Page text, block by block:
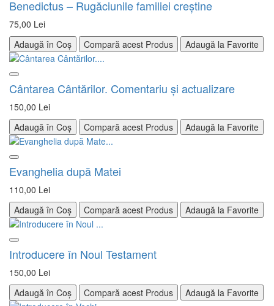
Benedictus – Rugăciunile familiei creştine
75,00 Lei
Adaugă în Coș
Compară acest Produs Adaugă la Favorite
Cântarea Cântărilor. Comentariu şi actualizare
150,00 Lei
Adaugă în Coș
Compară acest Produs Adaugă la Favorite
Evanghelia după Matei
110,00 Lei
Adaugă în Coș
Compară acest Produs Adaugă la Favorite
Introducere în Noul Testament
150,00 Lei
Adaugă în Coș
Compară acest Produs Adaugă la Favorite